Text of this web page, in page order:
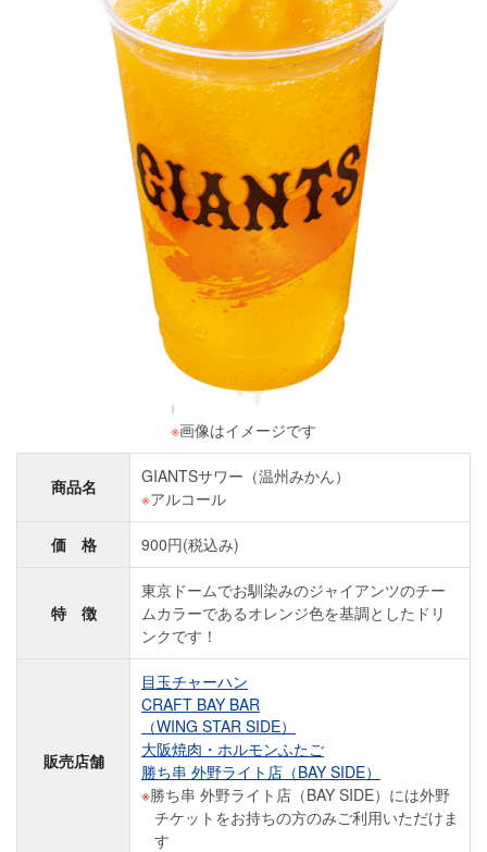
※画像はイメージです
商品名
GIANTSサワー（温州みかん）
※アルコール
価 格 900円(税込み)
特 徴
東京ドームでお馴染みのジャイアンツのチー
ムカラーであるオレンジ色を基調としたドリ
ンクです！
販売店舗
目玉チャーハン
CRAFT BAY BAR
（WING STAR SIDE）
大阪焼肉・ホルモンふたご
勝ち串 外野ライト店（BAY SIDE）
勝ち串 外野ライト店（BAY SIDE）には外野
チケットをお持ちの方のみご利用いただけま
す